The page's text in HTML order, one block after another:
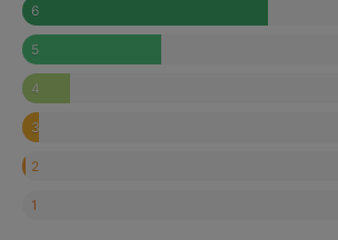
6
5
4
3
2
1